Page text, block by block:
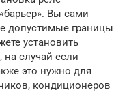
Вы сами
допустимые границы
установить
случай если
это нужно для
кондиционеров